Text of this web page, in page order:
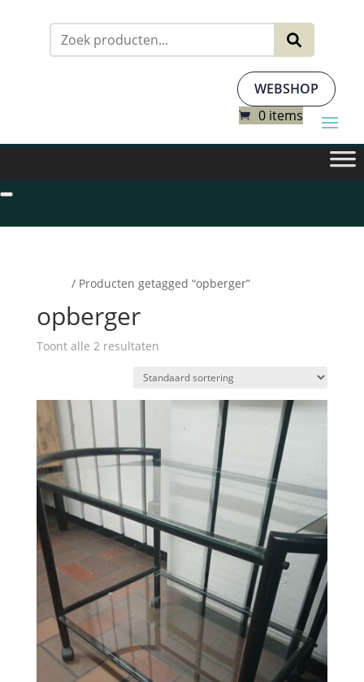
WEBSHOP
0 items
/ Producten getagged “opberger”
opberger
Toont alle 2 resultaten